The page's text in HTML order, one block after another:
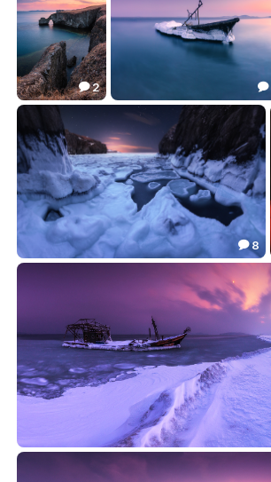
***
48.43
 2
***
94.15

***
 8
***